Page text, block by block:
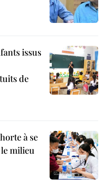
issus
de
à se
milieu